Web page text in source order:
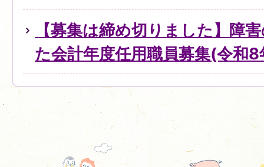
【募集は締め切りました】障
た会計年度任用職員募集(令和